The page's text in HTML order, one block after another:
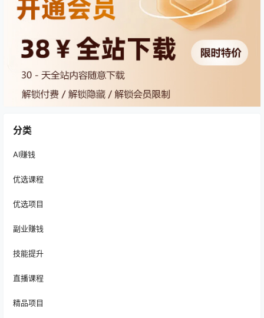
分类
AI赚钱
优选课程
优选项目
副业赚钱
技能提升
直播课程
精品项目